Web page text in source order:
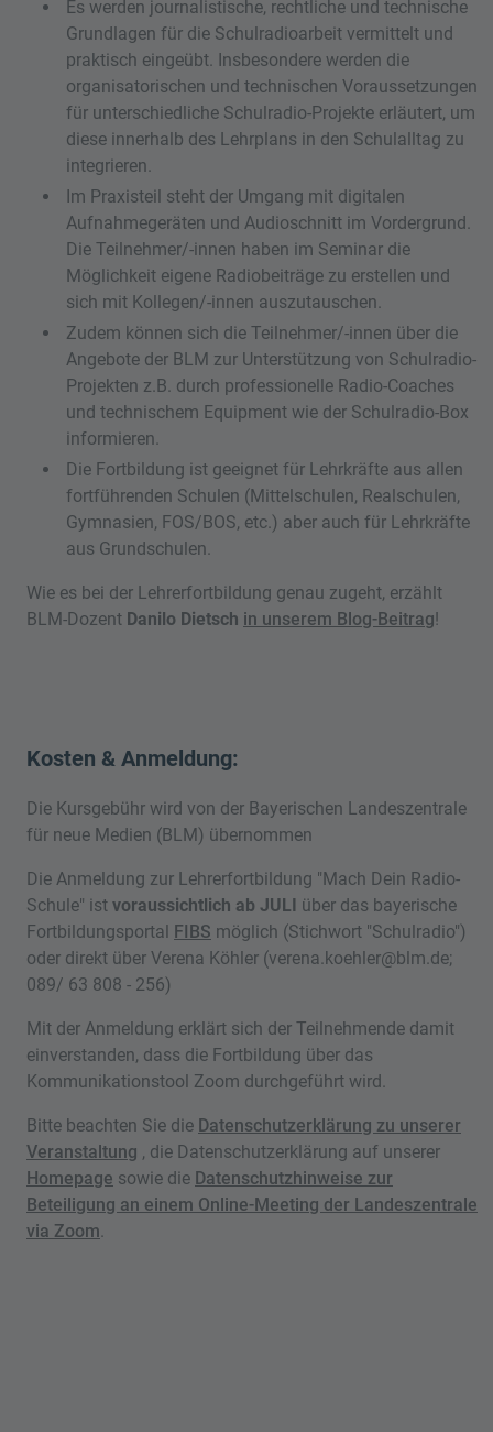
Es werden journalistische, rechtliche und technische
Grundlagen für die Schulradioarbeit vermittelt und
praktisch eingeübt. Insbesondere werden die
organisatorischen und technischen Voraussetzungen
für unterschiedliche Schulradio-Projekte erläutert, um
diese innerhalb des Lehrplans in den Schulalltag zu
integrieren.
Im Praxisteil steht der Umgang mit digitalen
Aufnahmegeräten und Audioschnitt im Vordergrund.
Die Teilnehmer/-innen haben im Seminar die
Möglichkeit eigene Radiobeiträge zu erstellen und
sich mit Kollegen/-innen auszutauschen.
Zudem können sich die Teilnehmer/-innen über die
Angebote der BLM zur Unterstützung von Schulradio-
Projekten z.B. durch professionelle Radio-Coaches
und technischem Equipment wie der Schulradio-Box
informieren.
Die Fortbildung ist geeignet für Lehrkräfte aus allen
fortführenden Schulen (Mittelschulen, Realschulen,
Gymnasien, FOS/BOS, etc.) aber auch für Lehrkräfte
aus Grundschulen.
Wie es bei der Lehrerfortbildung genau zugeht, erzählt
BLM-Dozent Danilo Dietsch in unserem Blog-Beitrag!
Kosten & Anmeldung:
Die Kursgebühr wird von der Bayerischen Landeszentrale
für neue Medien (BLM) übernommen
Die Anmeldung zur Lehrerfortbildung "Mach Dein Radio-
Schule" ist voraussichtlich ab JULI über das bayerische
Fortbildungsportal FIBS möglich (Stichwort "Schulradio")
oder direkt über Verena Köhler (verena.koehler@blm.de;
089/ 63 808 - 256)
Mit der Anmeldung erklärt sich der Teilnehmende damit
einverstanden, dass die Fortbildung über das
Kommunikationstool Zoom durchgeführt wird.
Bitte beachten Sie die Datenschutzerklärung zu unserer
Veranstaltung , die Datenschutzerklärung auf unserer
Homepage sowie die Datenschutzhinweise zur
Beteiligung an einem Online-Meeting der Landeszentrale
via Zoom